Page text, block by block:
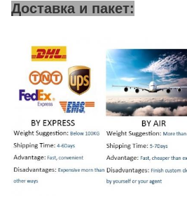
Доставка и пакет: